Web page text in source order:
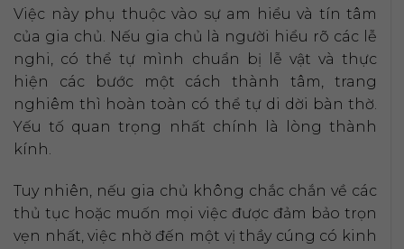
Việc này phụ thuộc vào sự am hiểu và tín tâm
của gia chủ. Nếu gia chủ là người hiểu rõ các lễ
nghi, có thể tự mình chuẩn bị lễ vật và thực
hiện các bước một cách thành tâm, trang
nghiêm thì hoàn toàn có thể tự di dời bàn thờ.
Yếu tố quan trọng nhất chính là lòng thành
kính.
Tuy nhiên, nếu gia chủ không chắc chắn về các
thủ tục hoặc muốn mọi việc được đảm bảo trọn
vẹn nhất, việc nhờ đến một vị thầy cúng có kinh